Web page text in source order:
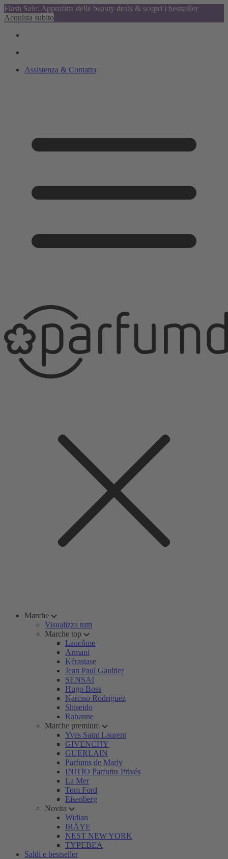
Flash Sale: Approfitta delle beauty deals & scopri i bestseller
Acquista subito
Assistenza & Contatto
Marche
Visualizza tutti
Marche top
Lancôme
Armani
Kérastase
Jean Paul Gaultier
SENSAI
Hugo Boss
Narciso Rodriguez
Shiseido
Rabanne
Marche premium
Yves Saint Laurent
GIVENCHY
GUERLAIN
Parfums de Marly
INITIO Parfums Privés
La Mer
Tom Ford
Eisenberg
Novita
Widian
IRÄYE
NEST NEW YORK
TYPEBEA
Saldi e bestseller